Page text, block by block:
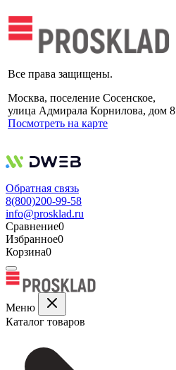
Все права защищены.
Москва, поселение Сосенское,
улица Адмирала Корнилова, дом 8
Посмотреть на карте
Обратная связь
8(800)200-99-58
info@prosklad.ru
Сравнение0
Избранное0
Корзина0
Меню
Каталог товаров